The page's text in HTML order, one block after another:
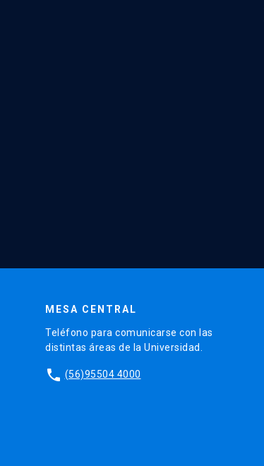
MESA CENTRAL
Teléfono para comunicarse con las
distintas áreas de la Universidad.
phone (56)95504 4000